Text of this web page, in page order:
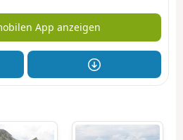
App anzeigen